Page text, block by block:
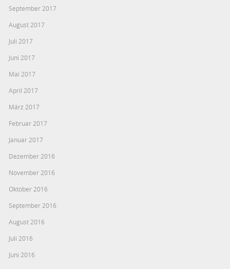
September 2017
August 2017
Juli 2017
Juni 2017
Mai 2017
April 2017
März 2017
Februar 2017
Januar 2017
Dezember 2016
November 2016
Oktober 2016
September 2016
August 2016
Juli 2016
Juni 2016